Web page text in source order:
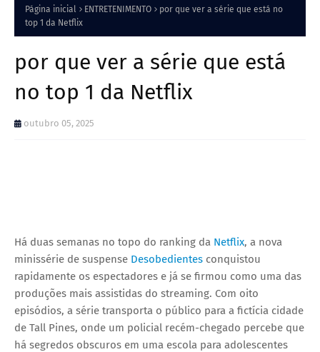
Página inicial ENTRETENIMENTO
por que ver a série que está no
top 1 da Netflix
por que ver a série que está
no top 1 da Netflix
outubro 05, 2025
Há duas semanas no topo do ranking da Netflix, a nova
minissérie de suspense Desobedientes conquistou
rapidamente os espectadores e já se firmou como uma das
produções mais assistidas do streaming. Com oito
episódios, a série transporta o público para a fictícia cidade
de Tall Pines, onde um policial recém-chegado percebe que
há segredos obscuros em uma escola para adolescentes